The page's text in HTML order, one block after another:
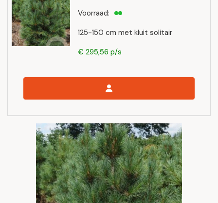
125-150 cm met kluit solitair
Voorraad:
€ 295,56 p/s